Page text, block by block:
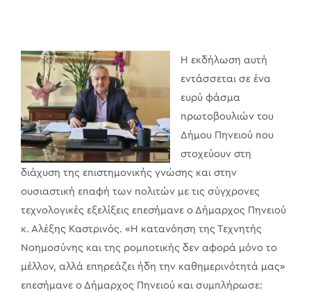
Η εκδήλωση αυτή
εντάσσεται σε ένα
ευρύ φάσμα
πρωτοβουλιών του
Δήμου Πηνειού που
στοχεύουν στη
διάχυση της επιστημονικής γνώσης και στην
ουσιαστική επαφή των πολιτών με τις σύγχρονες
τεχνολογικές εξελίξεις επεσήμανε ο Δήμαρχος Πηνειού
κ. Αλέξης Καστρινός. «Η κατανόηση της Τεχνητής
Νοημοσύνης και της ρομποτικής δεν αφορά μόνο το
μέλλον, αλλά επηρεάζει ήδη την καθημερινότητά μας»
επεσήμανε ο Δήμαρχος Πηνειού και συμπλήρωσε: